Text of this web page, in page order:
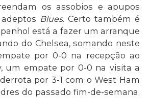
os assobios e apupos
Blues. Certo também é
está a fazer um arranque
do Chelsea, somando neste
por 0-0 na recepção ao
um empate por 0-0 na visita a
por 3-1 com o West Ham
do passado fim-de-semana.